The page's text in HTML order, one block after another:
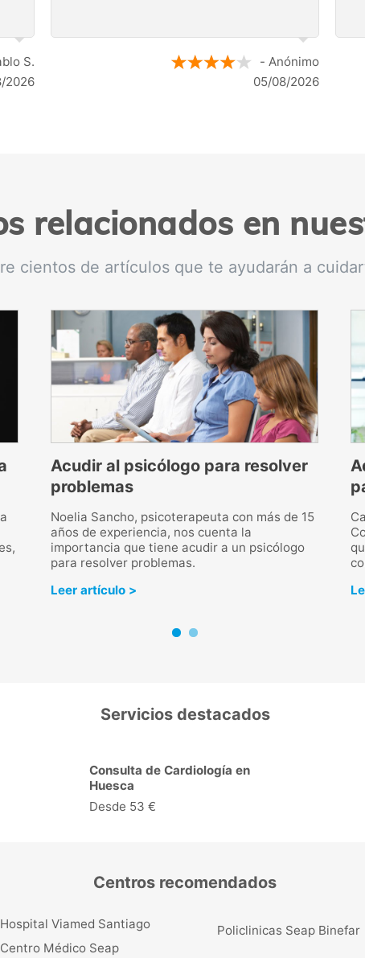
los
- Anónimo
08/2026
- Anónimo
04/08/2026
relacionados en
cientos de artículos que te ayudarán a
Acudir al psicólogo para resolver
problemas
Noelia Sancho, psicoterapeuta con más de 15
años de experiencia, nos cuenta la
importancia que tiene acudir a un psicólogo
para resolver problemas.
Leer artículo >
Servicios destacados
Ecocardiograma + Doppler
Color en Huesca
Desde 118 €
Centros recomendados
Hospital Viamed Santiago
Centro Médico Seap
Policlinicas Seap Binefar